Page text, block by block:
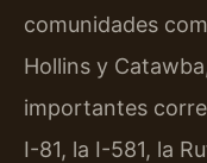
comunidades
Hollins y
importantes
I-81, la I-581, la